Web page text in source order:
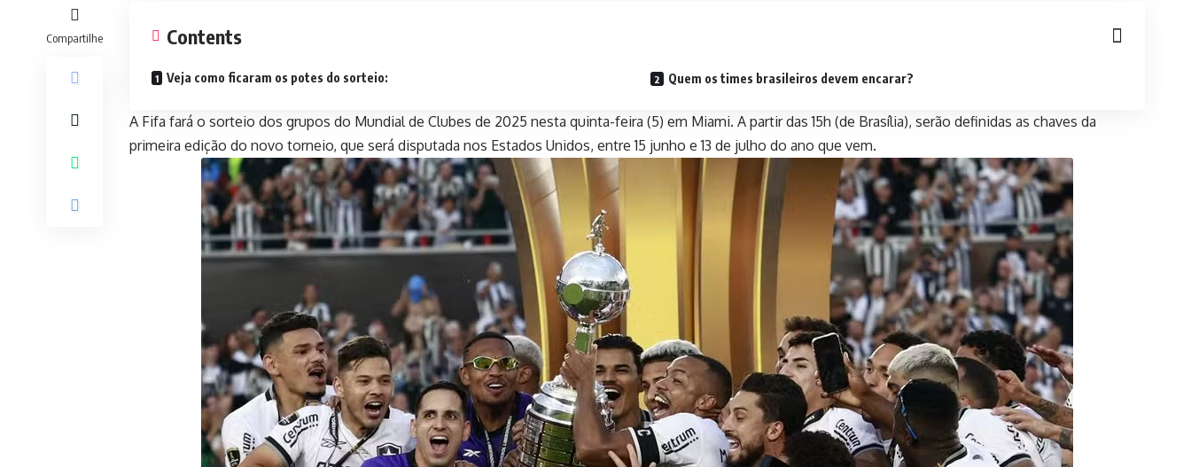
Compartilhe Contents
Veja como ficaram os potes do sorteio: Quem os times brasileiros devem encarar?
A Fifa fará o sorteio dos grupos do Mundial de Clubes de 2025 nesta quinta-feira (5) em Miami. A partir das 15h (de Brasília), serão definidas as chaves da
primeira edição do novo torneio, que será disputada nos Estados Unidos, entre 15 junho e 13 de julho do ano que vem.